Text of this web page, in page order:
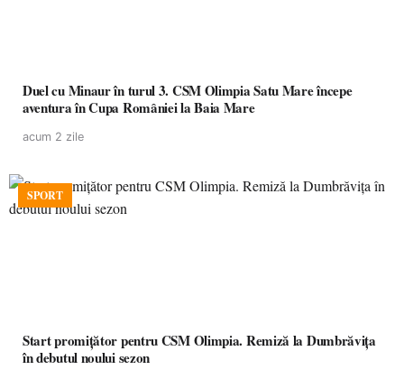
Duel cu Minaur în turul 3. CSM Olimpia Satu Mare începe
aventura în Cupa României la Baia Mare
acum 2 zile
SPORT
Start promițător pentru CSM Olimpia. Remiză la Dumbrăvița
în debutul noului sezon